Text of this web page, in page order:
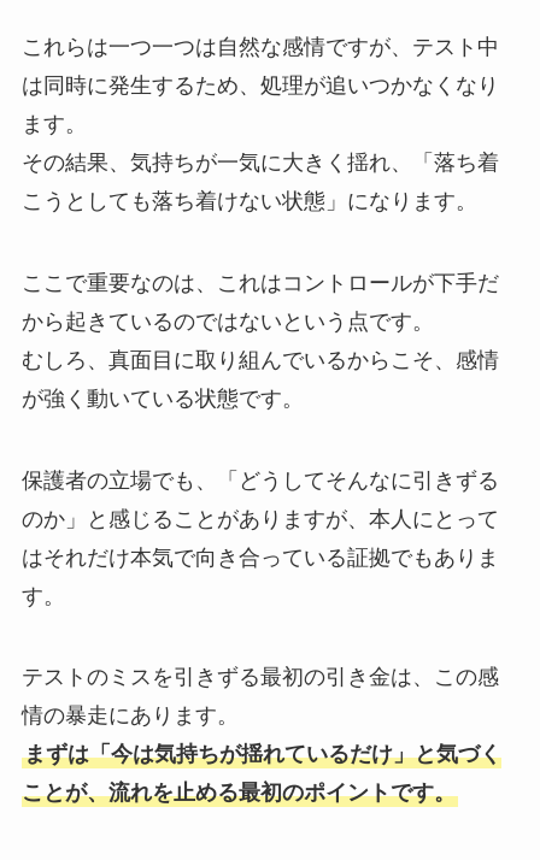
これらは一つ一つは自然な感情ですが、テスト中
は同時に発生するため、処理が追いつかなくなり
ます。
その結果、気持ちが一気に大きく揺れ、「落ち着
こうとしても落ち着けない状態」になります。
ここで重要なのは、これはコントロールが下手だ
から起きているのではないという点です。
むしろ、真面目に取り組んでいるからこそ、感情
が強く動いている状態です。
保護者の立場でも、「どうしてそんなに引きずる
のか」と感じることがありますが、本人にとって
はそれだけ本気で向き合っている証拠でもありま
す。
テストのミスを引きずる最初の引き金は、この感
情の暴走にあります。
まずは「今は気持ちが揺れているだけ」と気づく
ことが、流れを止める最初のポイントです。